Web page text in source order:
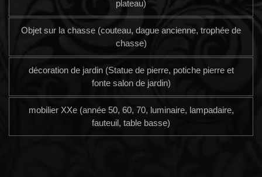
plateau)
Objet sur la chasse (couteau, dague ancienne, trophée de
chasse)
décoration de jardin (Statue de pierre, potiche pierre et
fonte salon de jardin)
mobilier XXe (année 50, 60, 70, luminaire, lampadaire,
fauteuil, table basse)